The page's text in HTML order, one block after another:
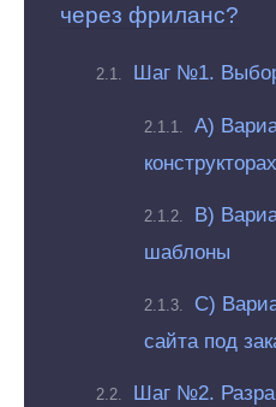
через фриланс?
Шаг №1.
А)
В)
шаблоны
С)
сайта под
Шаг №2.